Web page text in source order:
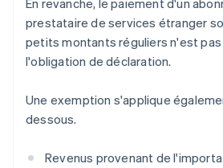
En revanche, le paiement d'un
prestataire de services étranger
petits montants réguliers n'est pas
l'obligation de déclaration.
Une exemption s'applique
dessous.
Revenus provenant de